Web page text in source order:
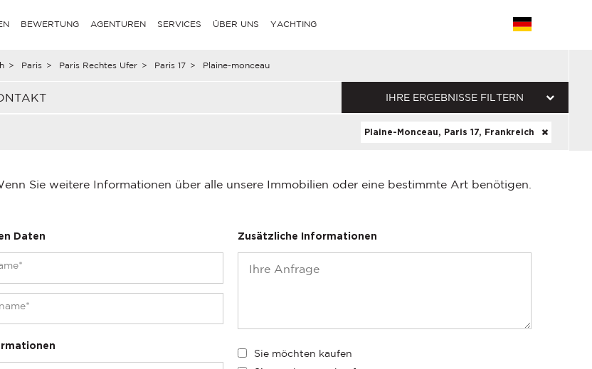
BEWERTUNG AGENTUREN SERVICES ÜBER UNS YACHTING
> Paris > Paris Rechtes Ufer > Paris 17 > Plaine-monceau
IHRE ERGEBNISSE FILTERN
Plaine-Monceau, Paris 17, Frankreich
Sie weitere Informationen über alle unsere Immobilien oder eine bestimmte Art benötigen.
Daten Zusätzliche Informationen
Sie möchten kaufen